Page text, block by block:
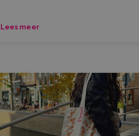
Lees meer